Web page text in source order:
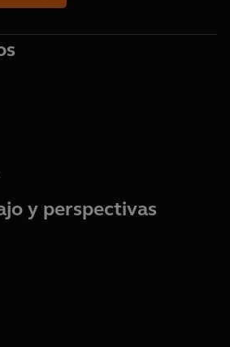
y perspectivas